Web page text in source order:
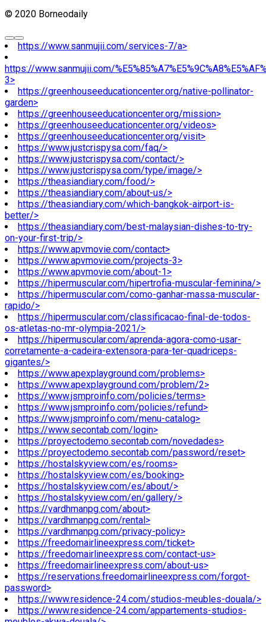
© 2020 Borneodaily
https://www.sanmujii.com/services-7/a>
https://www.sanmujii.com/
3>
https://greenhouseeducationcenter.org/native-pollinator-
garden>
https://greenhouseeducationcenter.org/mission>
https://greenhouseeducationcenter.org/videos>
https://greenhouseeducationcenter.org/visit>
https://www.justcrispysa.com/faq/>
https://www.justcrispysa.com/contact/>
https://www.justcrispysa.com/type/image/>
https://theasiandiary.com/food/>
https://theasiandiary.com/about-us/>
https://theasiandiary.com/which-bangkok-airport-is-
better/>
https://theasiandiary.com/best-malaysian-dishes-to-try-
on-your-first-trip/>
https://www.apvmovie.com/contact>
https://www.apvmovie.com/projects-3>
https://www.apvmovie.com/about-1>
https://hipermuscular.com/hipertrofia-muscular-feminina/>
https://hipermuscular.com/como-ganhar-massa-muscular-
rapido/>
https://hipermuscular.com/classificacao-final-de-todos-
os-atletas-no-mr-olympia-2021/>
https://hipermuscular.com/aprenda-agora-como-usar-
corretamente-a-cadeira-extensora-para-ter-quadriceps-
gigantes/>
https://www.apexplayground.com/problems>
https://www.apexplayground.com/problem/2>
https://www.jsmproinfo.com/policies/terms>
https://www.jsmproinfo.com/policies/refund>
https://www.jsmproinfo.com/menu-catalog>
https://www.secontab.com/login>
https://proyectodemo.secontab.com/novedades>
https://proyectodemo.secontab.com/password/reset>
https://hostalskyview.com/es/rooms>
https://hostalskyview.com/es/booking>
https://hostalskyview.com/es/about/>
https://hostalskyview.com/en/gallery/>
https://vardhmanpg.com/about>
https://vardhmanpg.com/rental>
https://vardhmanpg.com/privacy-policy>
https://freedomairlineexpress.com/ticket>
https://freedomairlineexpress.com/contact-us>
https://freedomairlineexpress.com/about-us>
https://reservations.freedomairlineexpress.com/forgot-
password>
https://www.residence-24.com/studios-meubles-douala/>
https://www.residence-24.com/appartements-studios-